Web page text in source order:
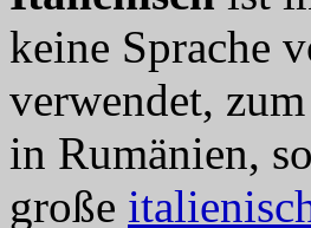
keine Sprache
verwendet,
in Rumänien,
große